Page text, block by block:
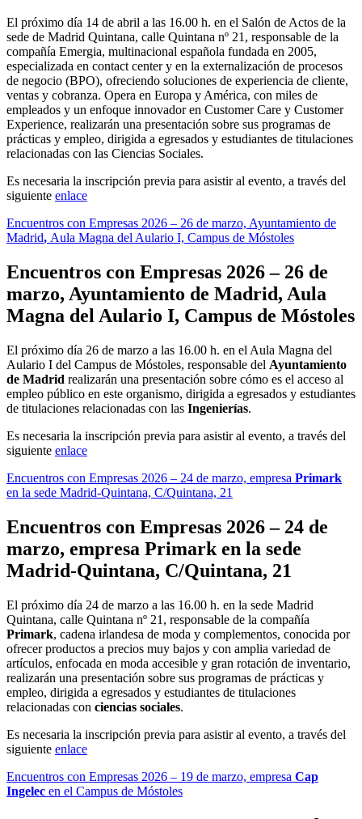
El próximo día 14 de abril a las 16.00 h. en el Salón de Actos de la
sede de Madrid Quintana, calle Quintana nº 21, responsable de la
compañía Emergia, multinacional española fundada en 2005,
especializada en contact center y en la externalización de procesos
de negocio (BPO), ofreciendo soluciones de experiencia de cliente,
ventas y cobranza. Opera en Europa y América, con miles de
empleados y un enfoque innovador en Customer Care y Customer
Experience, realizarán una presentación sobre sus programas de
prácticas y empleo, dirigida a egresados y estudiantes de titulaciones
relacionadas con las Ciencias Sociales.
Es necesaria la inscripción previa para asistir al evento, a través del
siguiente enlace
Encuentros con Empresas 2026 – 26 de marzo, Ayuntamiento de
Madrid, Aula Magna del Aulario I, Campus de Móstoles
Encuentros con Empresas 2026 – 26 de
marzo, Ayuntamiento de Madrid, Aula
Magna del Aulario I, Campus de Móstoles
El próximo día 26 de marzo a las 16.00 h. en el Aula Magna del
Aulario I del Campus de Móstoles, responsable del Ayuntamiento
de Madrid realizarán una presentación sobre cómo es el acceso al
empleo público en este organismo, dirigida a egresados y estudiantes
de titulaciones relacionadas con las Ingenierías.
Es necesaria la inscripción previa para asistir al evento, a través del
siguiente enlace
Encuentros con Empresas 2026 – 24 de marzo, empresa Primark
en la sede Madrid-Quintana, C/Quintana, 21
Encuentros con Empresas 2026 – 24 de
marzo, empresa Primark en la sede
Madrid-Quintana, C/Quintana, 21
El próximo día 24 de marzo a las 16.00 h. en la sede Madrid
Quintana, calle Quintana nº 21, responsable de la compañía
Primark, cadena irlandesa de moda y complementos, conocida por
ofrecer productos a precios muy bajos y con amplia variedad de
artículos, enfocada en moda accesible y gran rotación de inventario,
realizarán una presentación sobre sus programas de prácticas y
empleo, dirigida a egresados y estudiantes de titulaciones
relacionadas con ciencias sociales.
Es necesaria la inscripción previa para asistir al evento, a través del
siguiente enlace
Encuentros con Empresas 2026 – 19 de marzo, empresa Cap
Ingelec en el Campus de Móstoles